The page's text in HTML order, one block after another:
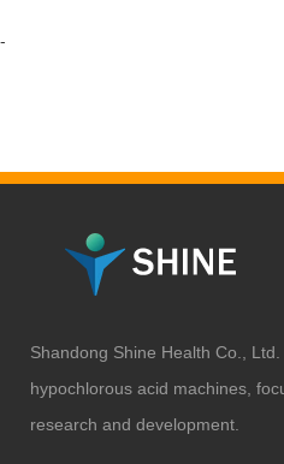
-
Shandong Shine Health Co.,
hypochlorous acid machines,
research and development.